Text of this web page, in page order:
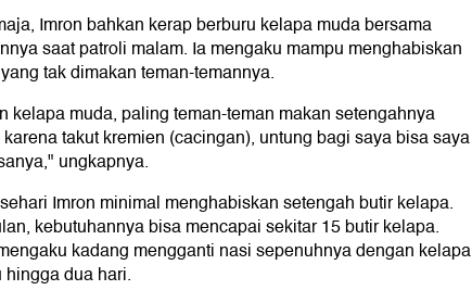
Imron bahkan kerap berburu kelapa muda bersama
saat patroli malam. Ia mengaku mampu menghabiskan
tak dimakan teman-temannya.
kelapa muda, paling teman-teman makan setengahnya
takut kremien (cacingan), untung bagi saya bisa saya
ungkapnya.
Imron minimal menghabiskan setengah butir kelapa.
kebutuhannya bisa mencapai sekitar 15 butir kelapa.
kadang mengganti nasi sepenuhnya dengan kelapa
dua hari.